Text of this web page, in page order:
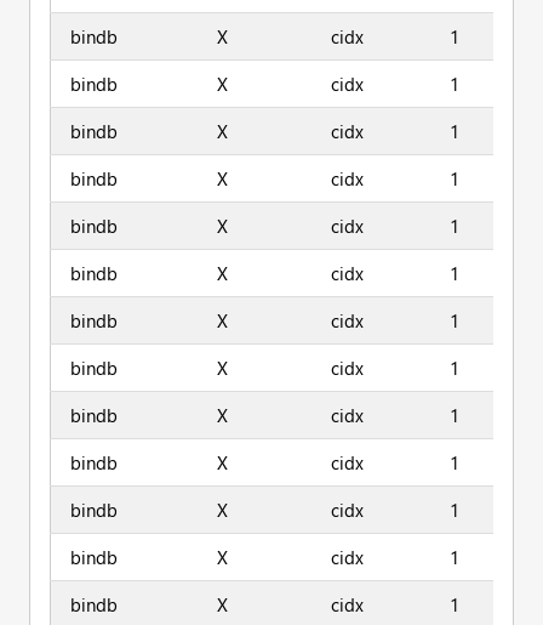
bindb
X cidx
1
bindb
X cidx
1
bindb
X cidx
1
bindb
X cidx
1
bindb
X cidx
1
bindb
X cidx
1
bindb
X cidx
1
bindb
X cidx
1
bindb
X cidx
1
bindb
X cidx
1
bindb
X cidx
1
bindb
X cidx
1
bindb
X cidx
1